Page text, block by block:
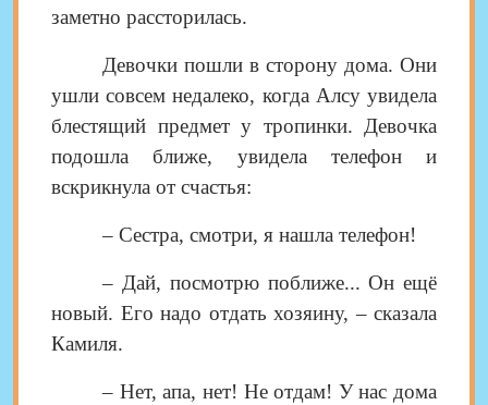
заметно рассторилась.
Девочки пошли в сторону дома. Они
ушли совсем недалеко, когда Алсу увидела
блестящий предмет у тропинки. Девочка
подошла ближе, увидела телефон и
вскрикнула от счастья:
– Сестра, смотри, я нашла телефон!
– Дай, посмотрю поближе... Он ещё
новый. Его надо отдать хозяину, – сказала
Камиля.
– Нет, апа, нет! Не отдам! У нас дома